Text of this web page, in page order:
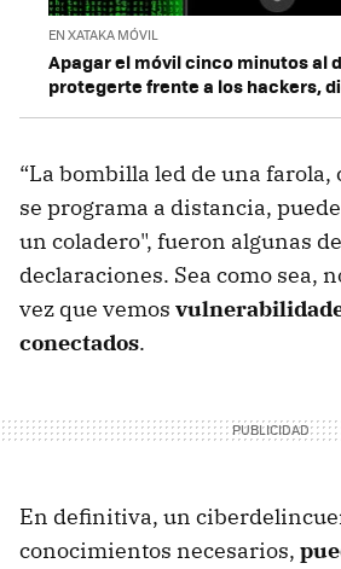
EN XATAKA MÓVIL
Apagar el móvil cinco minutos al
protegerte frente a los hackers,
“La bombilla led de una
se programa a distancia,
un coladero", fueron algunas
declaraciones. Sea como sea,
vez que vemos
conectados.
En definitiva, un
conocimientos necesarios,